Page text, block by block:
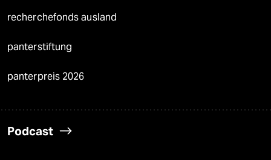
recherchefonds ausland
panterstiftung
panterpreis 2026
Podcast